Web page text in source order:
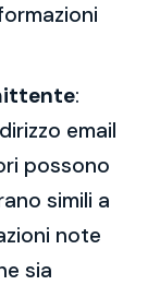
:
email
possono
simili a
note
sia